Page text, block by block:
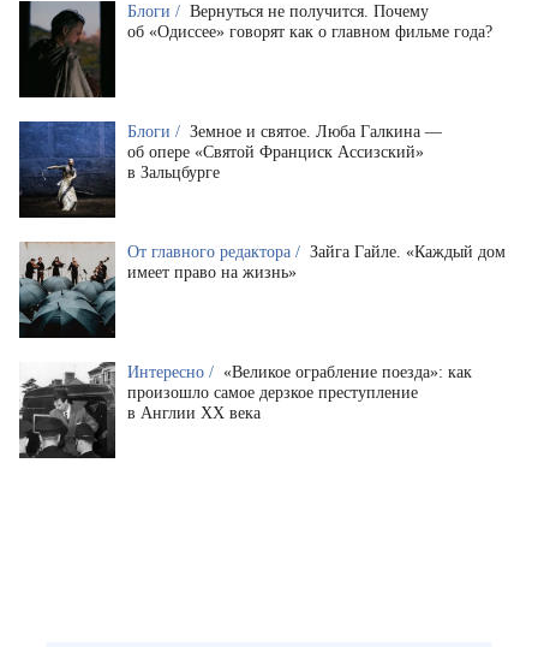
Блоги / Вернуться не получится. Почему
об «Одиссее» говорят как о главном фильме года?
Блоги / Земное и святое. Люба Галкина —
об опере «Святой Франциск Ассизский»
в Зальцбурге
От главного редактора / Зайга Гайле. «Каждый дом
имеет право на жизнь»
Интересно / «Великое ограбление поезда»: как
произошло самое дерзкое преступление
в Англии XX века